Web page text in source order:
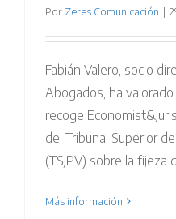
Por Zeres Comunicación |
Fabián Valero, socio
Abogados, ha
recoge
del Tribunal Superior
(TSJPV) sobre la fijeza
Más información